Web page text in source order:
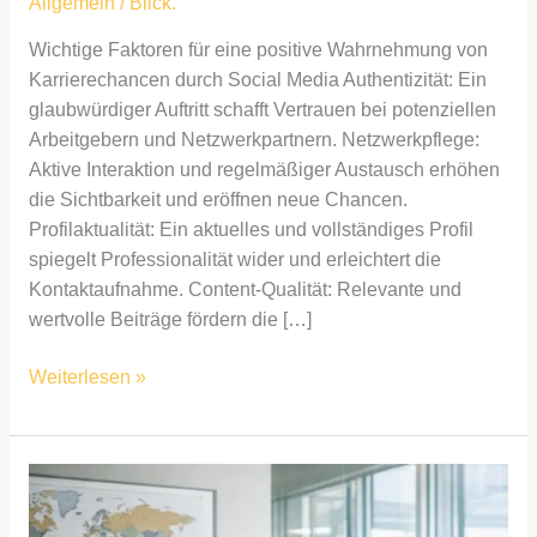
Wichtige Faktoren für eine positive Wahrnehmung von
Karrierechancen durch Social Media Authentizität: Ein
glaubwürdiger Auftritt schafft Vertrauen bei potenziellen
Arbeitgebern und Netzwerkpartnern. Netzwerkpflege:
Aktive Interaktion und regelmäßiger Austausch erhöhen
die Sichtbarkeit und eröffnen neue Chancen.
Profilaktualität: Ein aktuelles und vollständiges Profil
spiegelt Professionalität wider und erleichtert die
Kontaktaufnahme. Content-Qualität: Relevante und
wertvolle Beiträge fördern die […]
Weiterlesen »
Exportprozesse
neu